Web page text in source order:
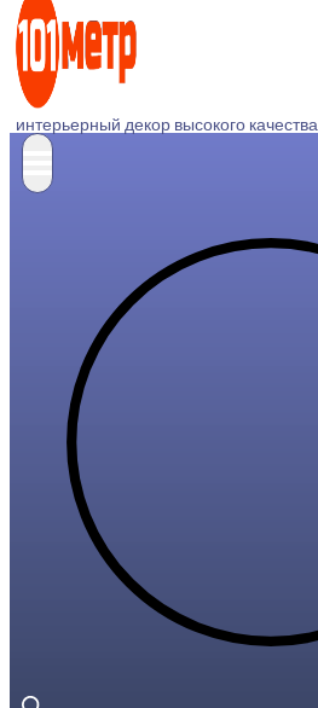
интерьерный декор высокого качества